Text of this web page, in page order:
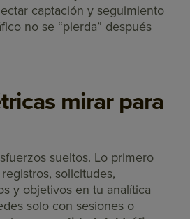
captación y seguimiento
no se “pierda” después
mirar para
sueltos. Lo primero
solicitudes,
y objetivos en tu analítica
solo con sesiones o